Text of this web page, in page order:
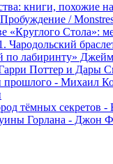
книги, похожие
/
«Круглого Стола»:
Чародольский
по лабиринту»
Поттер и Дары
- Михаил
тёмных секретов -
Горлана - Джон